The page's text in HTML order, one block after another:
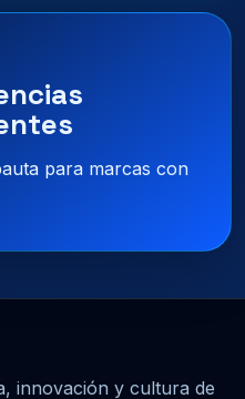
para marcas con
innovación y cultura de